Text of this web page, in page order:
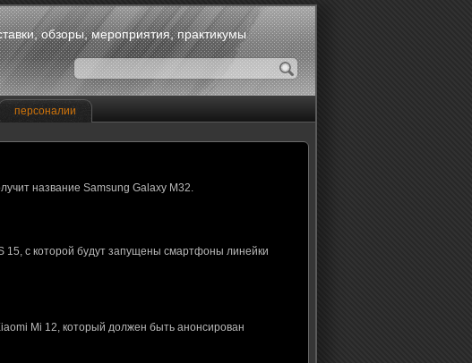
обзоры, мероприятия, практикумы
персоналии
название Samsung Galaxy M32.
с которой будут запущены смартфоны линейки
Mi 12, который должен быть анонсирован